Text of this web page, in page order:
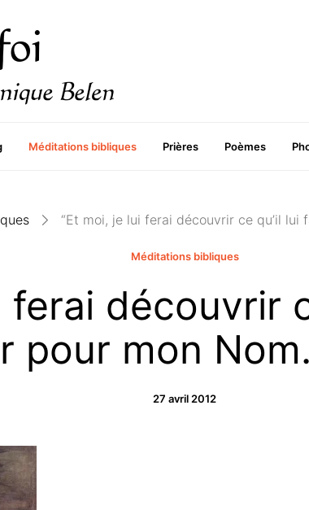
Méditations bibliques Prières Poèmes
“Et moi, je lui ferai découvrir ce qu’il lui
Méditations bibliques
ferai découvrir
pour mon
27 avril 2012